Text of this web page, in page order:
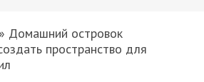
» Домашний островок
пространство для